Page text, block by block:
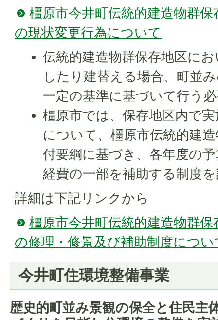
橿原市今井町伝統的建造物群
の現状変更行為について
伝統的建造物群保存地区に
したり建替える場合、町並
一定の基準に基づいて行う
橿原市では、保存地区内で
について、橿原市伝統的建
付要綱に基づき、各年度の
経費の一部を補助する制度
詳細は下記リンクから
橿原市今井町伝統的建造物群
の修理・修景及び補助制度につい
今井町住環境整備事業
歴史的町並み景観の保全と住民主